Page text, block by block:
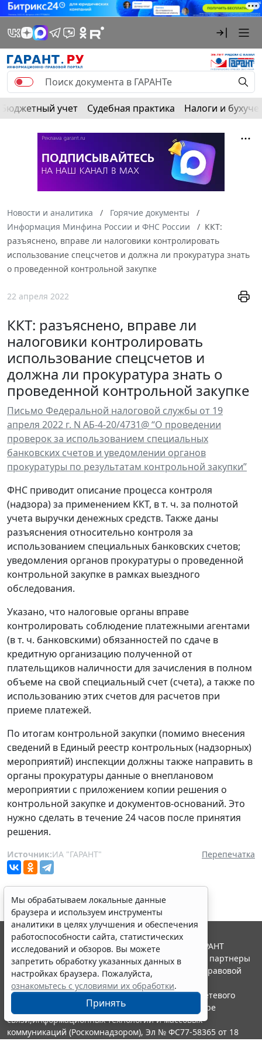
Бюджетный учет Судебная практика Налоги и
Новости и аналитика
Горячие документы
Информация Минфина России и ФНС России
ККТ:
разъяснено, вправе ли налоговики контролировать
использование спецсчетов и должна ли прокуратура знать
о проведенной контрольной закупке
22 апреля 2022
ККТ: разъяснено, вправе ли
налоговики контролировать
использование спецсчетов и
должна ли прокуратура знать о
проведенной контрольной закупке
Письмо Федеральной налоговой службы от 19
апреля 2022 г. N АБ-4-20/4731@ “О проведении
проверок за использованием специальных
банковских счетов и уведомлении органов
прокуратуры по результатам контрольной закупки”
ФНС приводит описание процесса контроля
(надзора) за применением ККТ, в т. ч. за полнотой
учета выручки денежных средств. Также даны
разъяснения относительно контроля за
использованием специальных банковских счетов;
уведомления органов прокуратуры о проведенной
контрольной закупке в рамках выездного
обследования.
Указано, что налоговые органы вправе
контролировать соблюдение платежными агентами
(в т. ч. банковскими) обязанностей по сдаче в
кредитную организацию полученной от
плательщиков наличности для зачисления в полном
объеме на свой специальный счет (счета), а также по
использованию этих счетов для расчетов при
приеме платежей.
По итогам контрольной закупки (помимо внесения
сведений в Единый реестр контрольных (надзорных)
мероприятий) инспекции должны также направить в
органы прокуратуры данные о внеплановом
мероприятии с приложением копии решения о
контрольной закупке и документов-оснований. Это
нужно сделать в течение 24 часов после принятия
решения.
Источник:ИА "ГАРАНТ" Перепечатка
Мы обрабатываем локальные данные
браузера и используем инструменты
аналитики в целях улучшения и обеспечения
работоспособности сайта, статистических
исследований и обзоров. Вы можете
запретить обработку указанных данных в
настройках браузера. Пожалуйста,
ознакомьтесь с условиями их обработки.
Принять
© ООО "НПП "ГАРАНТ-СЕРВИС", 2026. Система ГАРАНТ
выпускается с 1990 года. Компания "Гарант" и ее партнеры
являются участниками Российской ассоциации правовой
информации ГАРАНТ.
Портал ГАРАНТ.РУ зарегистрирован в качестве сетевого
издания Федеральной службой по надзору в сфере
связи,информационных технологий и массовых
коммуникаций (Роскомнадзором), Эл № ФС77-58365 от 18